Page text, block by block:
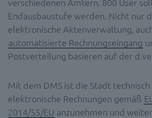
Endausbaustufe werden. Nicht nur
elektronische Aktenverwaltung,
automatisierte Rechnungseingang
Postverteilung basieren auf der
Mit dem DMS ist die Stadt technisch
elektronische Rechnungen gemäß
2014/55/EU anzunehmen und